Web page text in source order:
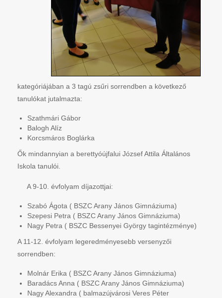
kategóriájában a 3 tagú zsűri sorrendben a következő
tanulókat jutalmazta:
Szathmári Gábor
Balogh Alíz
Korcsmáros Boglárka
Ők mindannyian a berettyóújfalui József Attila Általános
Iskola tanulói.
A 9-10. évfolyam díjazottjai:
Szabó Ágota ( BSZC Arany János Gimnáziuma)
Szepesi Petra ( BSZC Arany János Gimnáziuma)
Nagy Petra ( BSZC Bessenyei György tagintézménye)
A 11-12. évfolyam legeredményesebb versenyzői
sorrendben:
Molnár Erika ( BSZC Arany János Gimnáziuma)
Baradács Anna ( BSZC Arany János Gimnáziuma)
Nagy Alexandra ( balmazújvárosi Veres Péter